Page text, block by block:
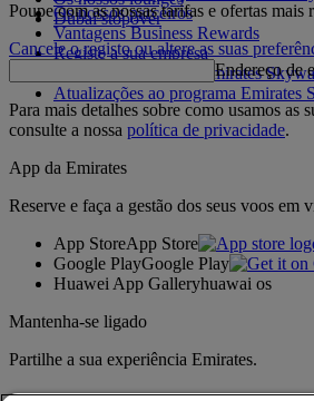
Dubai stopover
Os nossos parceiros
Vantagens Business Rewards
Registe a sua empresa
Regras do programa Emirates
Atualizações ao programa Emirates
Poupe com as nossas tarifas e ofertas mais
Cancele o registo ou altere as suas
Endereço de
Para mais detalhes sobre como usamos as
consulte a nossa política de privacidade.
App da Emirates
Reserve e faça a gestão dos seus voos em
App StoreApp Store
Google PlayGoogle Play
Huawei App Galleryhuawai os
Mantenha-se ligado
Partilhe a sua experiência Emirates.